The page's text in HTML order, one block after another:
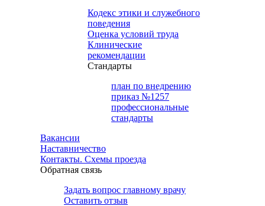
Кодекс этики и служебного
поведения
Оценка условий труда
Клинические
рекомендации
Cтандарты
план по внедрению
приказ №1257
профессиональные
стандарты
Вакансии
Наставничество
Контакты. Схемы проезда
Обратная связь
Задать вопрос главному врачу
Оставить отзыв